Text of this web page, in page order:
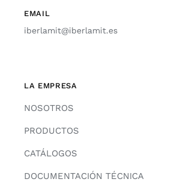
EMAIL
iberlamit@iberlamit.es
LA EMPRESA
NOSOTROS
PRODUCTOS
CATÁLOGOS
DOCUMENTACIÓN TÉCNICA